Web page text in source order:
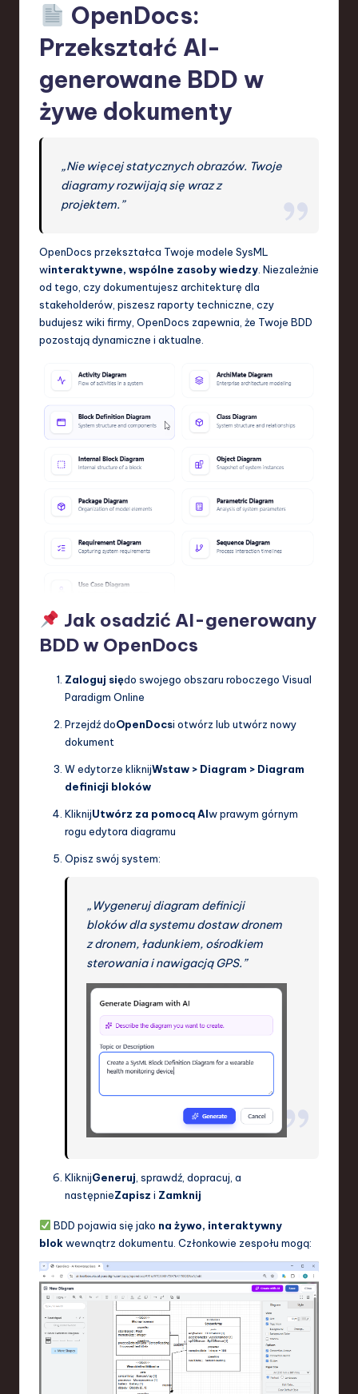
OpenDocs:
Przekształć AI-
generowane BDD w
żywe dokumenty
„Nie więcej statycznych obrazów. Twoje
diagramy rozwijają się wraz z
projektem.”
OpenDocs przekształca Twoje modele SysML
winteraktywne, wspólne zasoby wiedzy. Niezależnie
od tego, czy dokumentujesz architekturę dla
stakeholderów, piszesz raporty techniczne, czy
budujesz wiki firmy, OpenDocs zapewnia, że Twoje BDD
pozostają dynamiczne i aktualne.
Jak osadzić AI-generowany
BDD w OpenDocs
Zaloguj siędo swojego obszaru roboczego Visual
Paradigm Online
Przejdź doOpenDocsi otwórz lub utwórz nowy
dokument
W edytorze kliknijWstaw > Diagram > Diagram
definicji bloków
KliknijUtwórz za pomocą AIw prawym górnym
rogu edytora diagramu
Opisz swój system:
„Wygeneruj diagram definicji
bloków dla systemu dostaw dronem
z dronem, ładunkiem, ośrodkiem
sterowania i nawigacją GPS.”
KliknijGeneruj , sprawdź, dopracuj, a
następnieZapisz i Zamknij
BDD pojawia się jako na żywo, interaktywny
blokwewnątrz dokumentu. Członkowie zespołu mogą: